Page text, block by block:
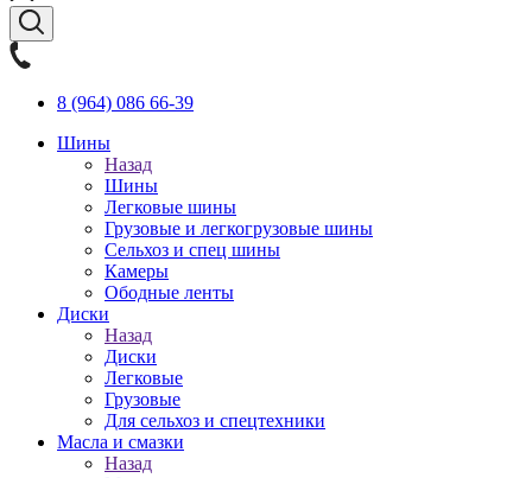
8 (964) 086 66-39
Шины
Назад
Шины
Легковые шины
Грузовые и легкогрузовые шины
Сельхоз и спец шины
Камеры
Ободные ленты
Диски
Назад
Диски
Легковые
Грузовые
Для сельхоз и спецтехники
Масла и смазки
Назад